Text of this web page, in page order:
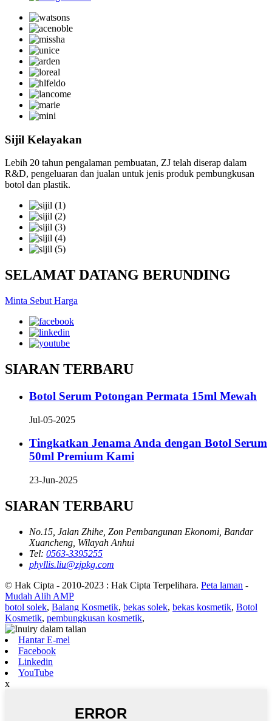
Sijil Kelayakan
Lebih 20 tahun pengalaman pembuatan, ZJ telah diserap dalam
R&D, pengeluaran dan jualan untuk jenis produk pembungkusan
botol dan plastik.
SELAMAT DATANG BERUNDING
Minta Sebut Harga
SIARAN TERBARU
Botol Serum Potongan Permata 15ml Mewah
Jul-05-2025
Tingkatkan Jenama Anda dengan Botol Serum
50ml Premium Kami
23-Jun-2025
SIARAN TERBARU
No.15, Jalan Zhihe, Zon Pembangunan Ekonomi, Bandar
Xuancheng, Wilayah Anhui
Tel: 0563-3395255
phyllis.liu@zjpkg.com
© Hak Cipta - 2010-2023 : Hak Cipta Terpelihara. Peta laman -
Mudah Alih AMP
botol solek, Balang Kosmetik, bekas solek, bekas kosmetik, Botol
Kosmetik, pembungkusan kosmetik,
Hantar E-mel
Facebook
Linkedin
YouTube
x